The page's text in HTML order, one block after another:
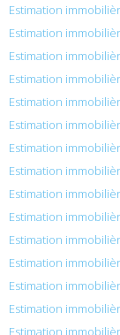
Estimation
Estimation
Estimation
Estimation
Estimation
Estimation
Estimation
Estimation
Estimation
Estimation
Estimation
Estimation
Estimation
Estimation
Estimation